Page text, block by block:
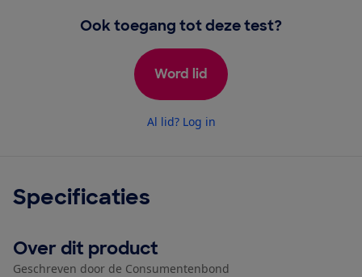
Ook toegang tot deze test?
Word lid
Al lid? Log in
Specificaties
Over dit product
Geschreven door de Consumentenbond